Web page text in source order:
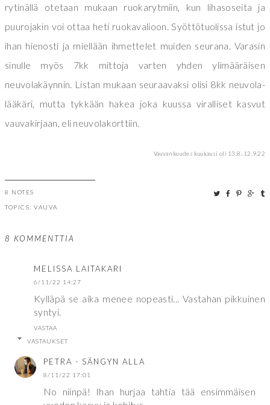
rytinällä otetaan mukaan ruokarytmiin, kun lihasoseita ja
puurojakin voi ottaa heti ruokavalioon. Syöttötuolissa istut jo
ihan hienosti ja miellään ihmettelet muiden seurana. Varasin
sinulle myös 7kk mittoja varten yhden ylimääräisen
neuvolakäynnin. Listan mukaan seuraavaksi olisi 8kk neuvola-
lääkäri, mutta tykkään hakea joka kuussa viralliset kasvut
vauvakirjaan, eli neuvolakorttiin.
Vauvan kuudes kuukausi oli 13.8.-12.9.22
8 NOTES
TOPICS: VAUVA
8 KOMMENTTIA
MELISSA LAITAKARI
6/11/22 14:27
Kylläpä se aika menee nopeasti... Vastahan pikkuinen
syntyi.
VASTAA
VASTAUKSET
PETRA - SÄNGYN ALLA
8/11/22 17:01
No niinpä! Ihan hurjaa tahtia tää ensimmäisen